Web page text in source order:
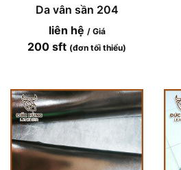
Da vân sần 204
liên hệ / Giá
200 sft (đơn tối thiểu)